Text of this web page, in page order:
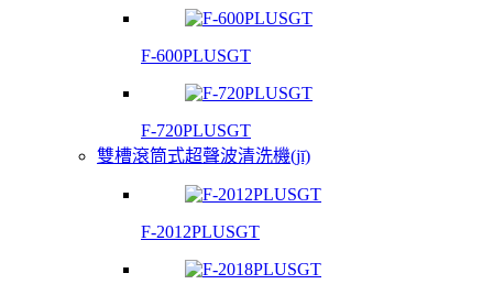
F-600PLUSGT
F-720PLUSGT
雙槽滾筒式超聲波清洗機(jī)
F-2012PLUSGT